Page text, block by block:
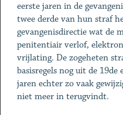
eerste jaren in de
twee derde van hun straf
gevangenisdirectie wat de
penitentiair verlof,
vrijlating. De zogeheten
basisregels nog uit de
jaren echter zo vaak
niet meer in terugvindt.